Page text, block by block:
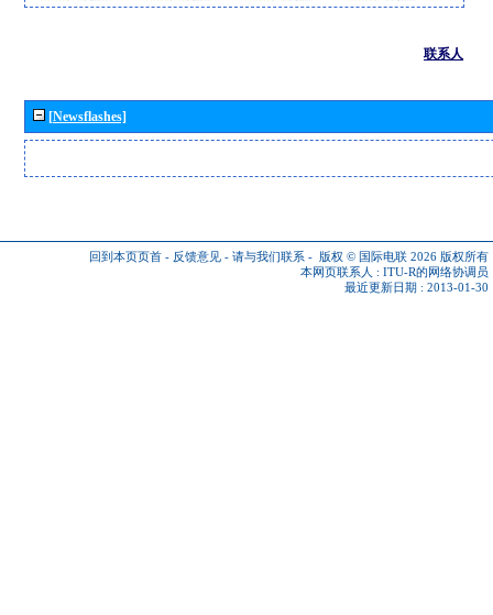
联系人
[Newsflashes]
回到本页页首 - 反馈意见 - 请与我们联系 - 版权 © 国际电联 2026 版权所有
本网页联系人 : ITU-R的网络协调员
最近更新日期 : 2013-01-30